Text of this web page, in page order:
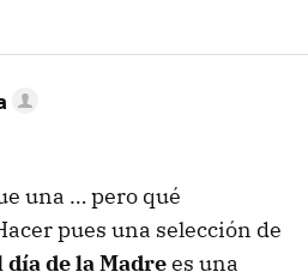
una … pero qué
pues una selección de
de la Madrees una